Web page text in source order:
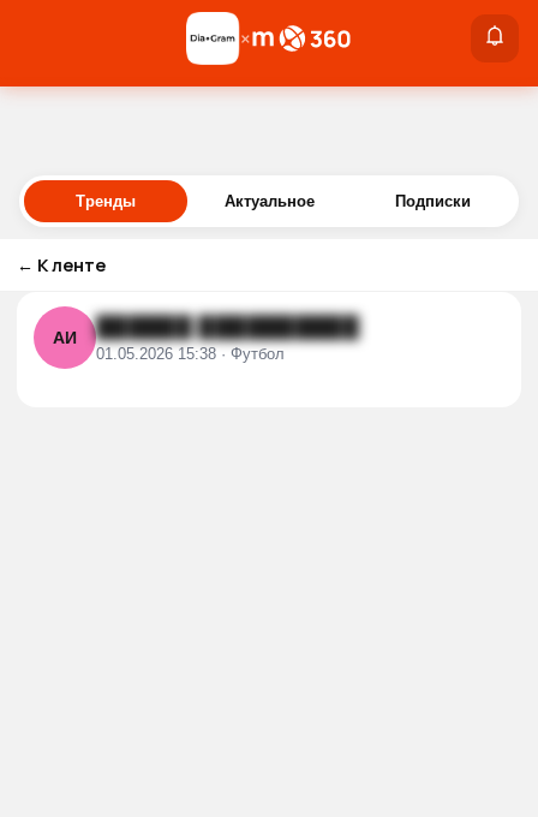
Войти
×
Тренды Актуальное Подписки
← К ленте
АИ ██████ ██████████
01.05.2026 15:38 · Футбол